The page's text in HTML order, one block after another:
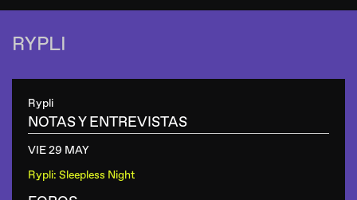
RYPLI
Rypli
NOTAS Y ENTREVISTAS
VIE 29 MAY
Rypli: Sleepless Night